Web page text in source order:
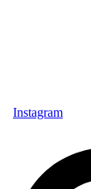
Instagram